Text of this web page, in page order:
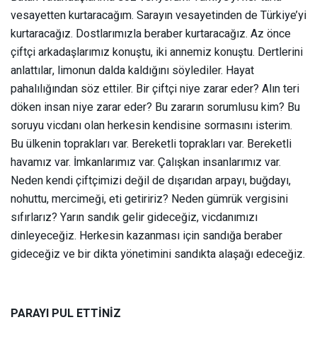
vesayetten kurtaracağım. Sarayın vesayetinden de Türkiye’yi
kurtaracağız. Dostlarımızla beraber kurtaracağız. Az önce
çiftçi arkadaşlarımız konuştu, iki annemiz konuştu. Dertlerini
anlattılar, limonun dalda kaldığını söylediler. Hayat
pahalılığından söz ettiler. Bir çiftçi niye zarar eder? Alın teri
döken insan niye zarar eder? Bu zararın sorumlusu kim? Bu
soruyu vicdanı olan herkesin kendisine sormasını isterim.
Bu ülkenin toprakları var. Bereketli toprakları var. Bereketli
havamız var. İmkanlarımız var. Çalışkan insanlarımız var.
Neden kendi çiftçimizi değil de dışarıdan arpayı, buğdayı,
nohuttu, mercimeği, eti getiririz? Neden gümrük vergisini
sıfırlarız? Yarın sandık gelir gideceğiz, vicdanımızı
dinleyeceğiz. Herkesin kazanması için sandığa beraber
gideceğiz ve bir dikta yönetimini sandıkta alaşağı edeceğiz.
PARAYI PUL ETTİNİZ